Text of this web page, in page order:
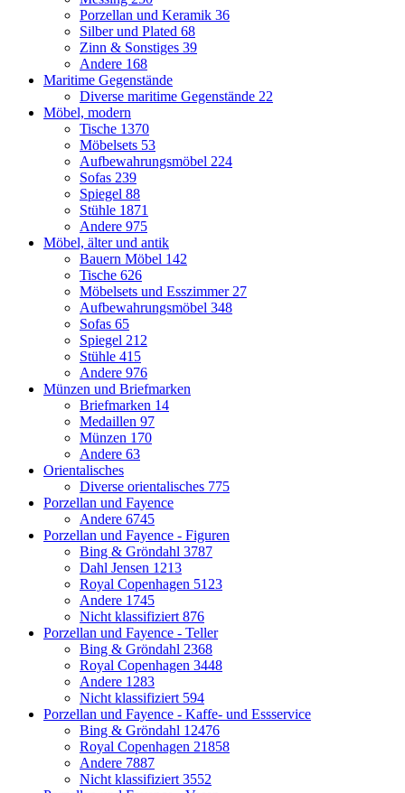
Porzellan und Keramik 36
Silber und Plated 68
Zinn & Sonstiges 39
Andere 168
Maritime Gegenstände
Diverse maritime Gegenstände 22
Möbel, modern
Tische 1370
Möbelsets 53
Aufbewahrungsmöbel 224
Sofas 239
Spiegel 88
Stühle 1871
Andere 975
Möbel, älter und antik
Bauern Möbel 142
Tische 626
Möbelsets und Esszimmer 27
Aufbewahrungsmöbel 348
Sofas 65
Spiegel 212
Stühle 415
Andere 976
Münzen und Briefmarken
Briefmarken 14
Medaillen 97
Münzen 170
Andere 63
Orientalisches
Diverse orientalisches 775
Porzellan und Fayence
Andere 6745
Porzellan und Fayence - Figuren
Bing & Gröndahl 3787
Dahl Jensen 1213
Royal Copenhagen 5123
Andere 1745
Nicht klassifiziert 876
Porzellan und Fayence - Teller
Bing & Gröndahl 2368
Royal Copenhagen 3448
Andere 1283
Nicht klassifiziert 594
Porzellan und Fayence - Kaffe- und Essservice
Bing & Gröndahl 12476
Royal Copenhagen 21858
Andere 7887
Nicht klassifiziert 3552